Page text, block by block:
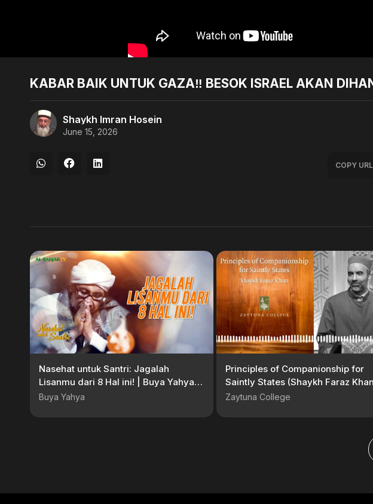
KABAR BAIK UNTUK GAZA‼️ BESOK ISRAEL AKAN
Shaykh Imran Hosein
June 15, 2026
COPY URL
Nasehat untuk Santri: Jagalah
Lisanmu dari 8 Hal ini! | Buya Yahya |
09 Mei 2025
Buya Yahya
Principles of Companionship for
Saintly States (Shaykh Faraz
Zaytuna College